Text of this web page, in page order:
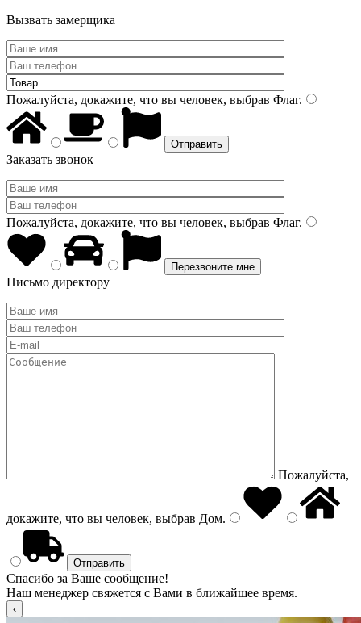
Вызвать замерщика
Пожалуйста, докажите, что вы человек, выбрав Флаг.
Заказать звонок
Пожалуйста, докажите, что вы человек, выбрав Флаг.
Письмо директору
Пожалуйста,
докажите, что вы человек, выбрав Дом.
Спасибо за Ваше сообщение!
Наш менеджер свяжется с Вами в ближайшее время.